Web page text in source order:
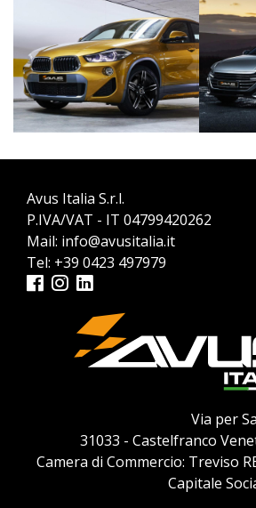
Avus Italia S.r.l.
P.IVA/VAT - IT 04799420262
Mail: info@avusitalia.it
Tel: +39 0423 497979
Via per
31033 - Castelfranco
Camera di Commercio: Treviso
Capitale